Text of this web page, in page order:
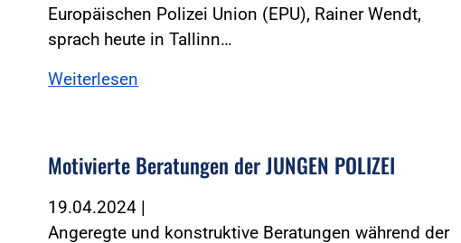
Europäischen Polizei Union (EPU), Rainer Wendt,
sprach heute in Tallinn…
Weiterlesen
Motivierte Beratungen der JUNGEN POLIZEI
19.04.2024 |
Angeregte und konstruktive Beratungen während der